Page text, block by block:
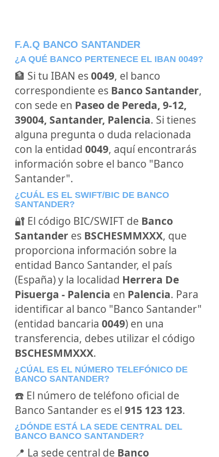
F.A.Q BANCO SANTANDER
¿A QUÉ BANCO PERTENECE EL IBAN 0049?
🏦 Si tu IBAN es 0049, el banco
correspondiente es Banco Santander,
con sede en Paseo de Pereda, 9-12,
39004, Santander, Palencia. Si tienes
alguna pregunta o duda relacionada
con la entidad 0049, aquí encontrarás
información sobre el banco "Banco
Santander".
¿CUÁL ES EL SWIFT/BIC DE BANCO
SANTANDER?
🔐 El código BIC/SWIFT de Banco
Santander es BSCHESMMXXX, que
proporciona información sobre la
entidad Banco Santander, el país
(España) y la localidad Herrera De
Pisuerga - Palencia en Palencia. Para
identificar al banco "Banco Santander"
(entidad bancaria 0049) en una
transferencia, debes utilizar el código
BSCHESMMXXX.
¿CÚAL ES EL NÚMERO TELEFÓNICO DE
BANCO SANTANDER?
☎️ El número de teléfono oficial de
Banco Santander es el 915 123 123.
¿DÓNDE ESTÁ LA SEDE CENTRAL DEL
BANCO BANCO SANTANDER?
📍 La sede central de Banco